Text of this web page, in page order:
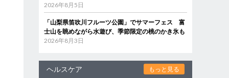
2026年8月5日
「山梨県笛吹川フルーツ公園」でサマーフェス 富
士山を眺めながら水遊び、季節限定の桃のかき氷も
2026年8月3日
ヘルスケア もっと見る